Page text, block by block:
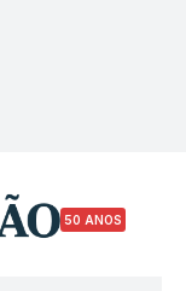
50 ANOS